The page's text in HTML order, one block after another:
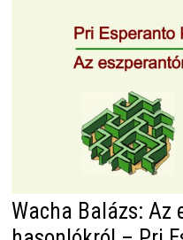
Wacha Balázs: Az